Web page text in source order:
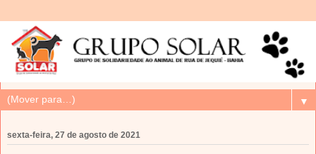
▼
sexta-feira, 27 de agosto de 2021